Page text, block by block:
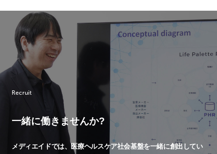
Recruit
一緒に働きませんか?
メディエイドでは、医療ヘルスケア社会基盤を一緒に創出してい